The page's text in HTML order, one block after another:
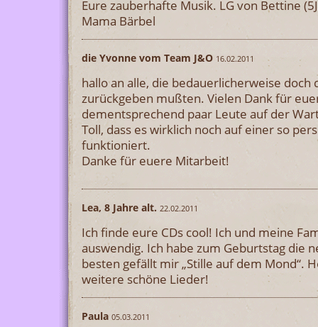
Eure zauberhafte Musik. LG von Bettine
Mama Bärbel
die Yvonne vom Team J&O 16.02.2011
hallo an alle, die bedauerlicherweise
zurückgeben mußten. Vielen Dank für
dementsprechend paar Leute auf der
Toll, dass es wirklich noch auf einer so
funktioniert.
Danke für euere Mitarbeit!
Lea, 8 Jahre alt. 22.02.2011
Ich finde eure CDs cool! Ich und meine
auswendig. Ich habe zum Geburtstag die
besten gefällt mir „Stille auf dem Mond“.
weitere schöne Lieder!
Paula 05.03.2011